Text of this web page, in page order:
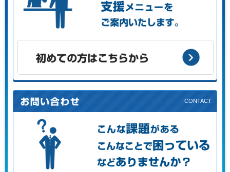
お客様の目的に応じた支援メニューをご案内します。
初めての方はこちらから